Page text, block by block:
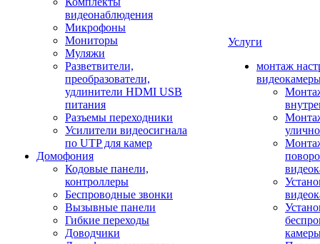
видеонаблюдения
Микрофоны
Мониторы
Муляжи
Разветвители,
преобразователи,
удлинители HDMI USB
питания
Разъемы переходники
Усилители видеосигнала
по UTP для камер
Домофония
Кодовые панели,
контроллеры
Беспроводные звонки
Вызывные панели
Гибкие переходы
Доводчики
Услуги
монтаж